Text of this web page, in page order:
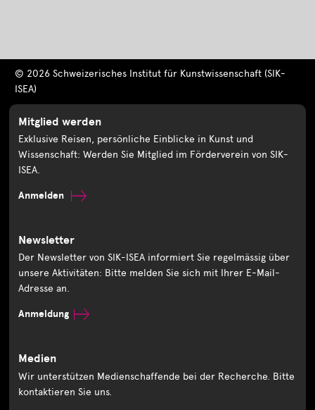
© 2026 Schweizerisches Institut für Kunstwissenschaft (SIK-
ISEA)
Mitglied werden
Exklusive Reisen, persönliche Einblicke in Kunst und
Wissenschaft: Werden Sie Mitglied im Förderverein von SIK-
ISEA.
Anmelden
Newsletter
Der Newsletter von SIK-ISEA informiert Sie regelmässig über
unsere Aktivitäten: Bitte melden Sie sich mit Ihrer E-Mail-
Adresse an.
Anmeldung
Medien
Wir unterstützen Medienschaffende bei der Recherche. Bitte
kontaktieren Sie uns.